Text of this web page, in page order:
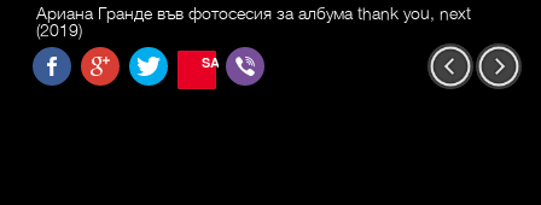
Ариана Гранде във фотосесия за албума thank you, next
(2019)
SAVE